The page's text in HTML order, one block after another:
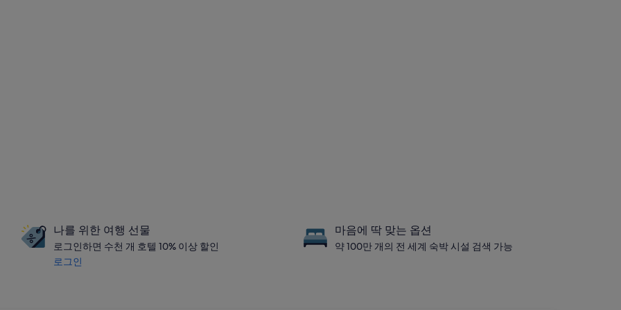
나를 위한 여행 선물
로그인하면 수천 개 호텔 10% 이상 할인
로그인
마음에 딱 맞는 옵션
약 100만 개의 전 세계 숙박 시설 검색 가능